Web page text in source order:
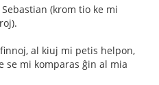
(krom tio ke mi
al kiuj mi petis helpon,
se mi komparas ĝin al mia